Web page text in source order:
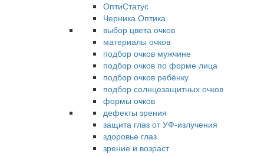
ОптиСтатус
Черника Оптика
выбор цвета очков
материалы очков
подбор очков мужчине
подбор очков по форме лица
подбор очков ребёнку
подбор солнцезащитных очков
формы очков
дефекты зрения
защита глаз от УФ-излучения
здоровье глаз
зрение и возраст